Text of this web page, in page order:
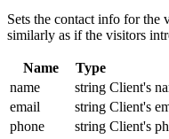
Sets the contact info for the
similarly as if the visitors
Name Type
name
string Client's
email
string Client's
phone
string Client's